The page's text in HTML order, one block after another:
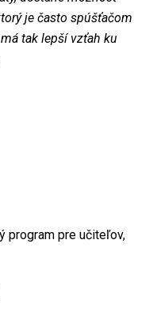
je často spúšťačom
tak lepší vzťah ku
program pre učiteľov,